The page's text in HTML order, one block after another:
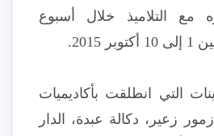
مع التلاميذ خلال أسبوع
التي انطلقت بأكاديميات
زعير، دكالة عبدة، الدار